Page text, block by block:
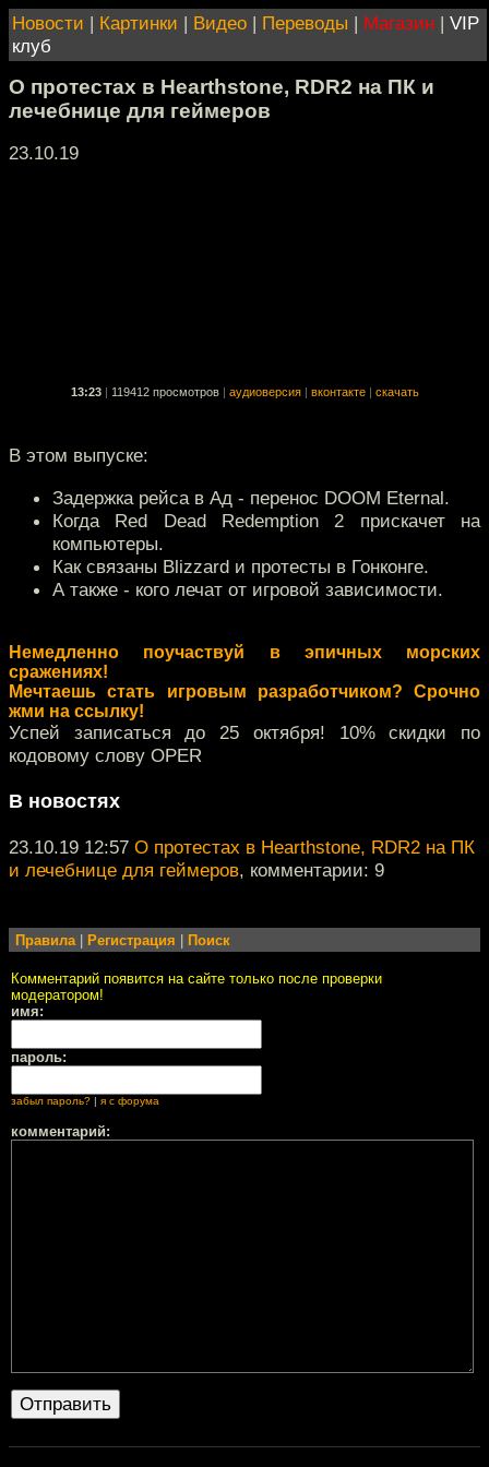
Новости | Картинки | Видео | Переводы | Магазин | VIP
клуб
О протестах в Hearthstone, RDR2 на ПК и
лечебнице для геймеров
23.10.19
13:23 119412 просмотров аудиоверсия вконтакте скачать
В этом выпуске:
Задержка рейса в Ад - перенос DOOM Eternal.
Когда Red Dead Redemption 2 прискачет на
компьютеры.
Как связаны Blizzard и протесты в Гонконге.
А также - кого лечат от игровой зависимости.
Немедленно поучаствуй в эпичных морских
сражениях!
Мечтаешь стать игровым разработчиком? Срочно
жми на ссылку!
Успей записаться до 25 октября! 10% скидки по
кодовому слову OPER
В новостях
23.10.19 12:57 О протестах в Hearthstone, RDR2 на ПК
и лечебнице для геймеров, комментарии: 9
Правила| Регистрация Поиск
Комментарий появится на сайте только после проверки
модератором!
имя:
пароль:
забыл пароль? | я с форума
комментарий: